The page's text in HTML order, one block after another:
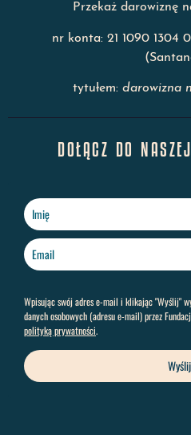
Przekaż darowiznę
nr konta: 21 1090 1304
tytułem: darowizna
DOŁĄCZ DO
Wpisując swój adres e-mail i klikając "Wyślij"
danych osobowych (adresu e-mail) przez
polityką prywatności.
Wyślij